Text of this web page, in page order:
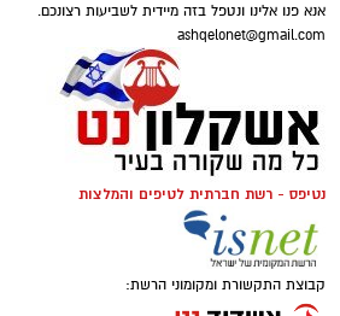
דוברות עירייה
כמידי שנה בחודש ספטמבר,
את התמונה החינוכית באשקלון,
אחוז התלמידים הזכאים לתעודת
93.8%* לעומת שנת התשפ״א,
הזכאים על 91.5%.
אנא פנו אלינו ונטפל בזה מיידית לשביעות רצונכם.
ashqelonet@gmail.com
נטיפס - רשת חברתית לטיפים והמלצות
קבוצת התקשורת ומקומוני הרשת: